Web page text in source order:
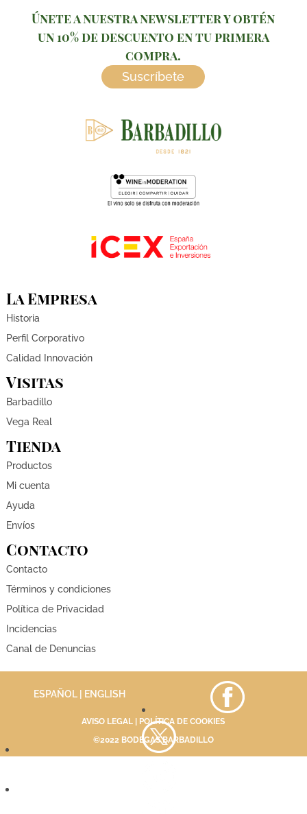
Únete a nuestra newsletter y obtén
un 10% de descuento en tu primera
compra.
Suscríbete
La Empresa
Historia
Perfil Corporativo
Calidad Innovación
Visitas
Barbadillo
Vega Real
Tienda
Productos
Mi cuenta
Ayuda
Envíos
Contacto
Contacto
Términos y condiciones
Política de Privacidad
Incidencias
Canal de Denuncias
ESPAÑOL | ENGLISH
AVISO LEGAL
POLÍTICA DE COOKIES
©2022 BODEGAS BARBADILLO